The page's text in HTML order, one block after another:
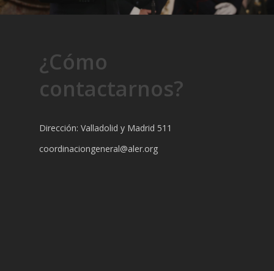
¿Cómo
contactarnos?
Dirección: Valladolid y Madrid 511
coordinaciongeneral@aler.org